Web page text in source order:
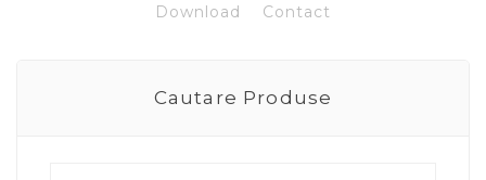
Download Contact
Cautare Produse